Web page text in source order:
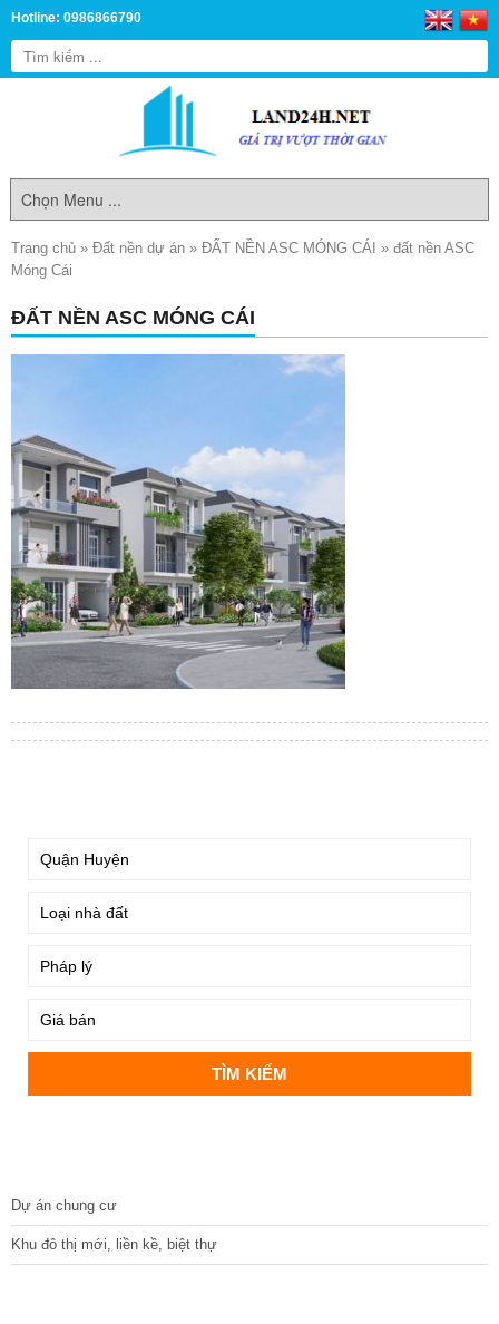
Hotline: 0986866790
Trang chủ » Đất nền dự án » ĐẤT NỀN ASC MÓNG CÁI » đất nền ASC
Móng Cái
ĐẤT NỀN ASC MÓNG CÁI
Dự án chung cư
Khu đô thị mới, liền kề, biệt thự